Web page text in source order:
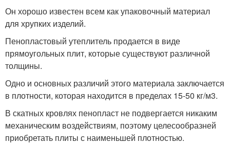
Он хорошо известен всем как упаковочный материал
для хрупких изделий.
Пенопластовый утеплитель продается в виде
прямоугольных плит, которые существуют различной
толщины.
Одно и основных различий этого материала заключается
в плотности, которая находится в пределах 15-50 кг/м3.
В скатных кровлях пенопласт не подвергается никаким
механическим воздействиям, поэтому целесообразней
приобретать плиты с наименьшей плотностью.